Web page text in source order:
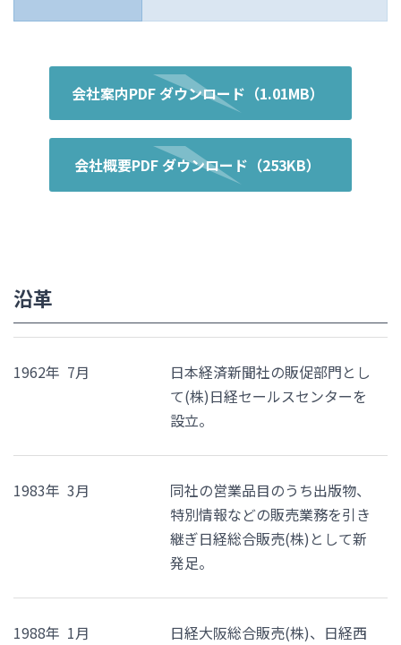
会社案内PDF ダウンロード（1.01MB）
会社概要PDF ダウンロード（253KB）
沿革
1962年 7月
日本経済新聞社の販促部門とし
て(株)日経セールスセンターを
設立。
1983年 3月
同社の営業品目のうち出版物、
特別情報などの販売業務を引き
継ぎ日経総合販売(株)として新
発足。
1988年 1月
日経大阪総合販売(株)、日経西